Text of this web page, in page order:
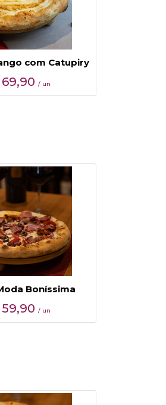
com Catupiry
69,90 / un
Boníssima
59,90 / un